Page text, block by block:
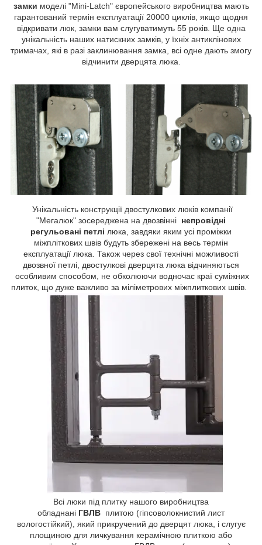
замки моделі "Mini-Latch" європейського виробництва мають
гарантований термін експлуатації 20000 циклів, якщо щодня
відкривати люк, замки вам слугуватимуть 55 років. Ще одна
унікальність наших натискних замків, у їхніх антиклінових
тримачах, які в разі заклинювання замка, всі одне дають змогу
відчинити дверцята люка.
Унікальність конструкції двостулкових люків компанії
"Мегалюк" зосереджена на двозвінні непровідні
регульовані петлі люка, завдяки яким усі проміжки
міжпліткових швів будуть збережені на весь термін
експлуатації люка. Також через свої технічні можливості
двозвної петлі, двостулкові дверцята люка відчиняються
особливим способом, не обколюючи водночас краї суміжних
плиток, що дуже важливо за міліметрових міжплиткових швів.
Всі люки під плитку нашого виробництва
обладнані ГВЛВ плитою (гіпсоволокнистий лист
вологостійкий), який прикручений до дверцят люка, і слугує
площиною для личкування керамічною плиткою або